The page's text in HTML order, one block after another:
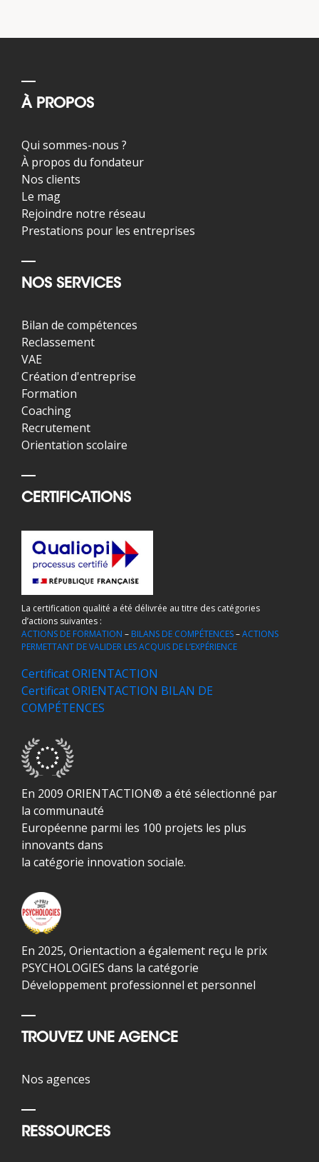
À PROPOS
Qui sommes-nous ?
À propos du fondateur
Nos clients
Le mag
Rejoindre notre réseau
Prestations pour les entreprises
NOS SERVICES
Bilan de compétences
Reclassement
VAE
Création d'entreprise
Formation
Coaching
Recrutement
Orientation scolaire
CERTIFICATIONS
La certification qualité a été délivrée au titre des catégories
d’actions suivantes :
ACTIONS DE FORMATION – BILANS DE COMPÉTENCES–ACTIONS
PERMETTANT DE VALIDER LES ACQUIS DE L’EXPÉRIENCE
Certificat ORIENTACTION
Certificat ORIENTACTION BILAN DE
COMPÉTENCES
En 2009 ORIENTACTION® a été sélectionné par
la communauté
Européenne parmi les 100 projets les plus
innovants dans
la catégorie innovation sociale.
En 2025, Orientaction a également reçu le prix
PSYCHOLOGIES dans la catégorie
Développement professionnel et personnel
TROUVEZ UNE AGENCE
Nos agences
RESSOURCES